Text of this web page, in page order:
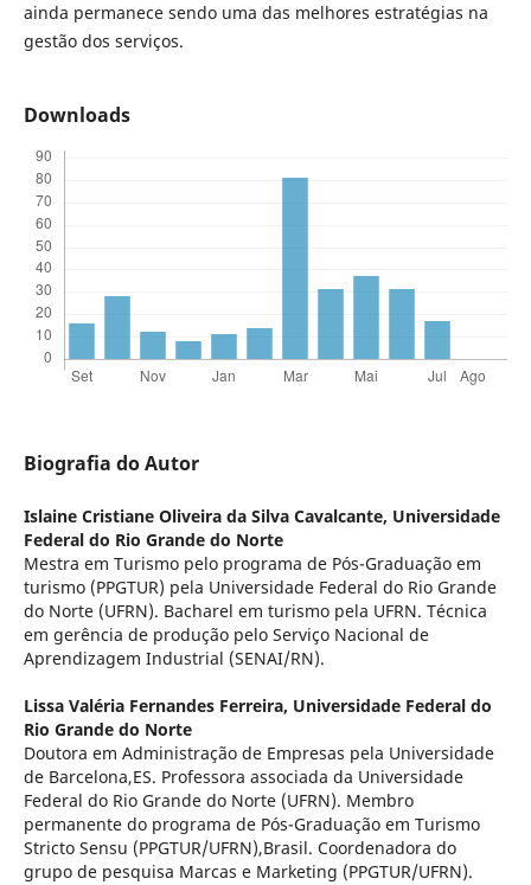
ainda permanece sendo uma das melhores estratégias na
gestão dos serviços.
Downloads
Biografia do Autor
Islaine Cristiane Oliveira da Silva Cavalcante, Universidade
Federal do Rio Grande do Norte
Mestra em Turismo pelo programa de Pós-Graduação em
turismo (PPGTUR) pela Universidade Federal do Rio Grande
do Norte (UFRN). Bacharel em turismo pela UFRN. Técnica
em gerência de produção pelo Serviço Nacional de
Aprendizagem Industrial (SENAI/RN).
Lissa Valéria Fernandes Ferreira, Universidade Federal do
Rio Grande do Norte
Doutora em Administração de Empresas pela Universidade
de Barcelona,ES. Professora associada da Universidade
Federal do Rio Grande do Norte (UFRN). Membro
permanente do programa de Pós-Graduação em Turismo
Stricto Sensu (PPGTUR/UFRN),Brasil. Coordenadora do
grupo de pesquisa Marcas e Marketing (PPGTUR/UFRN).